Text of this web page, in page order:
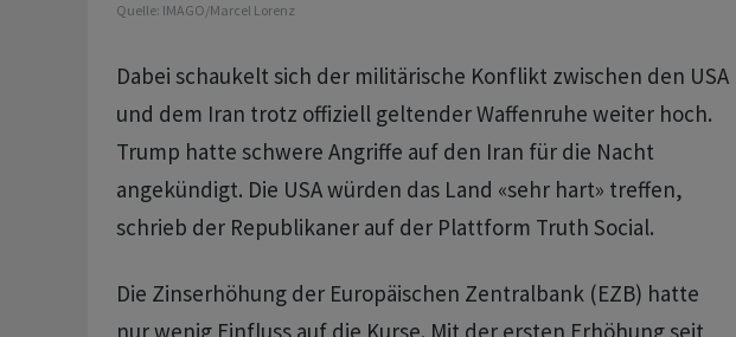
Quelle: IMAGO/Marcel Lorenz
Dabei schaukelt sich der militärische Konflikt zwischen den USA
und dem Iran trotz offiziell geltender Waffenruhe weiter hoch.
Trump hatte schwere Angriffe auf den Iran für die Nacht
angekündigt. Die USA würden das Land «sehr hart» treffen,
schrieb der Republikaner auf der Plattform Truth Social.
Die Zinserhöhung der Europäischen Zentralbank (EZB) hatte